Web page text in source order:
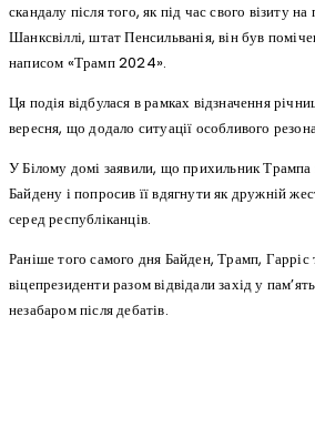
скандалу після того, як під час свого візиту
Шанксвіллі, штат Пенсильванія, він був
написом «Трамп 2024».
Ця подія відбулася в рамках відзначення
вересня, що додало ситуації особливого
У Білому домі заявили, що прихильник Трампа
Байдену і попросив її вдягнути як дружній
серед республіканців.
Раніше того самого дня Байден, Трамп, Гарріс
віцепрезиденти разом відвідали захід у
незабаром після дебатів.